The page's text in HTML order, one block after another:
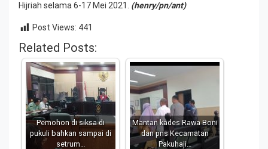
Hijriah selama 6-17 Mei 2021. (henry/pn/ant)
Post Views: 441
Related Posts:
Pemohon di siksa di
pukuli bahkan sampai di
setrum…
Mantan kades Rawa Boni
dan pns Kecamatan
Pakuhaji…